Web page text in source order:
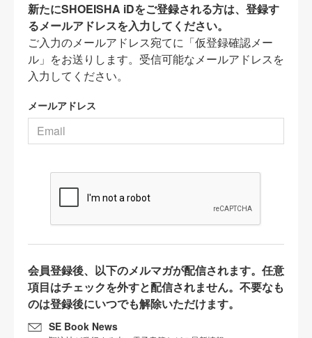
新たにSHOEISHA iDをご登録される方は、登録す
るメールアドレスを入力してください。
ご入力のメールアドレス宛てに「仮登録確認メー
ル」をお送りします。受信可能なメールアドレスを
入力してください。
メールアドレス
会員登録後、以下のメルマガが配信されます。任意
項目はチェックを外すと配信されません。不要なも
のは登録後にいつでも解除いただけます。
SE Book News